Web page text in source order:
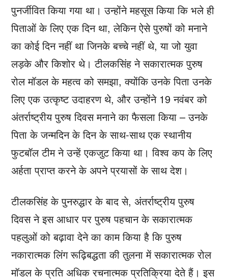
पुनर्जीवित किया गया था। उन्होंने महसूस किया कि भले ही
पिताओं के लिए एक दिन था, लेकिन ऐसे पुरुषों को मनाने
का कोई दिन नहीं था जिनके बच्चे नहीं थे, या जो युवा
लड़के और किशोर थे। टीलकसिंह ने सकारात्मक पुरुष
रोल मॉडल के महत्व को समझा, क्योंकि उनके पिता उनके
लिए एक उत्कृष्ट उदाहरण थे, और उन्होंने 19 नवंबर को
अंतर्राष्ट्रीय पुरुष दिवस मनाने का फैसला किया – उनके
पिता के जन्मदिन के दिन के साथ-साथ एक स्थानीय
फुटबॉल टीम ने उन्हें एकजुट किया था। विश्व कप के लिए
अर्हता प्राप्त करने के अपने प्रयासों के साथ देश।
टीलकसिंह के पुनरुद्धार के बाद से, अंतर्राष्ट्रीय पुरुष
दिवस ने इस आधार पर पुरुष पहचान के सकारात्मक
पहलुओं को बढ़ावा देने का काम किया है कि पुरुष
नकारात्मक लिंग रूढ़िबद्धता की तुलना में सकारात्मक रोल
मॉडल के प्रति अधिक रचनात्मक प्रतिक्रिया देते हैं। इस